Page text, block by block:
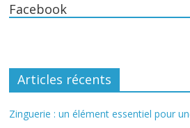
Facebook
Articles récents
Zinguerie : un élément essentiel pour